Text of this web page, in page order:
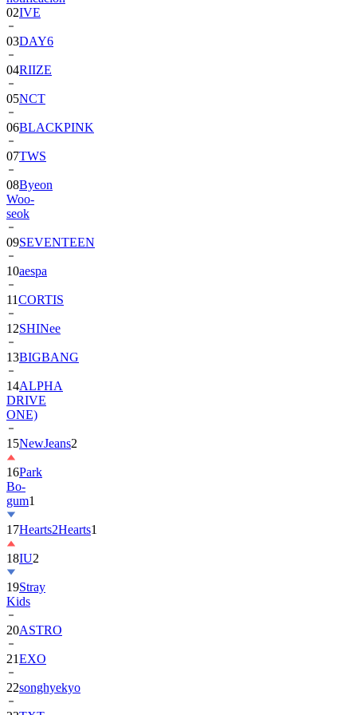
03DAY6
04RIIZE
05NCT
06BLACKPINK
07TWS
08Byeon
Woo-
seok
09SEVENTEEN
10aespa
11CORTIS
12SHINee
13BIGBANG
14ALPHA
DRIVE
ONE)
15NewJeans
16Park
Bo-
gum1
17Hearts2Hearts
18IU2
19Stray
Kids
20ASTRO
21EXO
22songhyekyo
23TXT